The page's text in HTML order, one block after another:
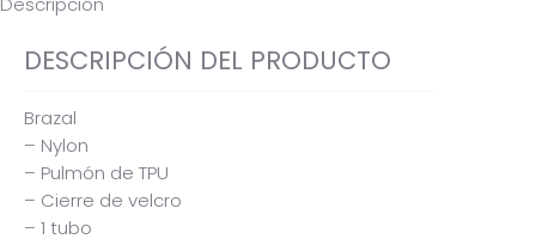
DESCRIPCIÓN DEL PRODUCTO
Brazal
– Nylon
– Pulmón de TPU
– Cierre de velcro
– 1 tubo